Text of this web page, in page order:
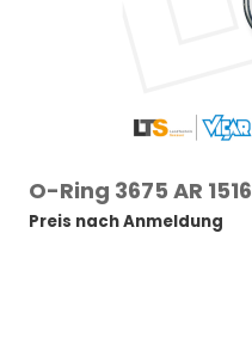
O-Ring 3675 AR 1516
Preis nach Anmeldung